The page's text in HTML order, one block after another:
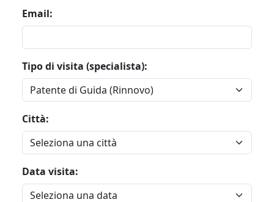
Email:
Tipo di visita (specialista):
Città:
Data visita: